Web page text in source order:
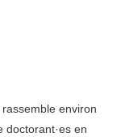
environ
doctorant·es en